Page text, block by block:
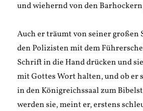
und wiehernd von den
Auch er träumt von seiner großen
den Polizisten mit dem
Schrift in die Hand drücken und
mit Gottes Wort halten, und ob er
in den Königreichssaal zum
werden sie, meint er, erstens